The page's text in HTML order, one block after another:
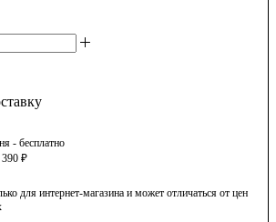
- бесплатно
390 ₽
для интернет-магазина и может отличаться от цен